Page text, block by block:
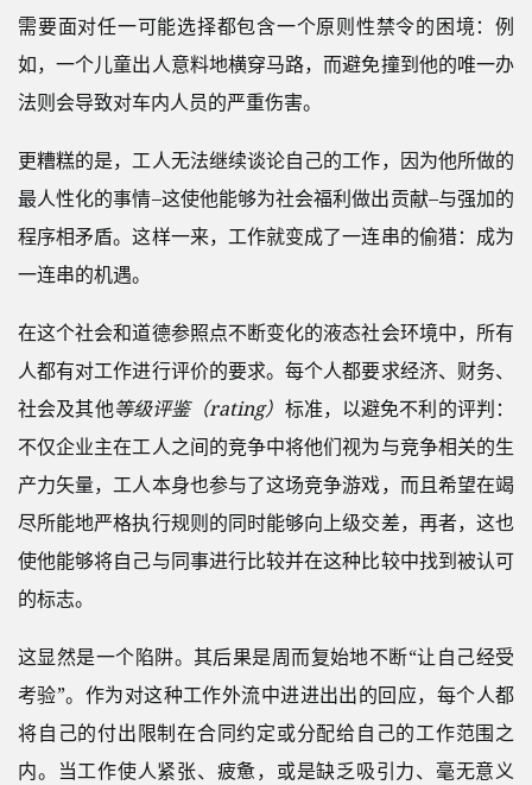
需要面对任一可能选择都包含一个原则性禁令的困境：例
如，一个儿童出人意料地横穿马路，而避免撞到他的唯一办
法则会导致对车内人员的严重伤害。
更糟糕的是，工人无法继续谈论自己的工作，因为他所做的
最人性化的事情–这使他能够为社会福利做出贡献–与强加的
程序相矛盾。这样一来，工作就变成了一连串的偷猎：成为
一连串的机遇。
在这个社会和道德参照点不断变化的液态社会环境中，所有
人都有对工作进行评价的要求。每个人都要求经济、财务、
社会及其他等级评鉴（rating） 标准，以避免不利的评判：
不仅企业主在工人之间的竞争中将他们视为与竞争相关的生
产力矢量，工人本身也参与了这场竞争游戏，而且希望在竭
尽所能地严格执行规则的同时能够向上级交差，再者，这也
使他能够将自己与同事进行比较并在这种比较中找到被认可
的标志。
这显然是一个陷阱。其后果是周而复始地不断“让自己经受
考验”。作为对这种工作外流中进进出出的回应，每个人都
将自己的付出限制在合同约定或分配给自己的工作范围之
内。当工作使人紧张、疲惫，或是缺乏吸引力、毫无意义